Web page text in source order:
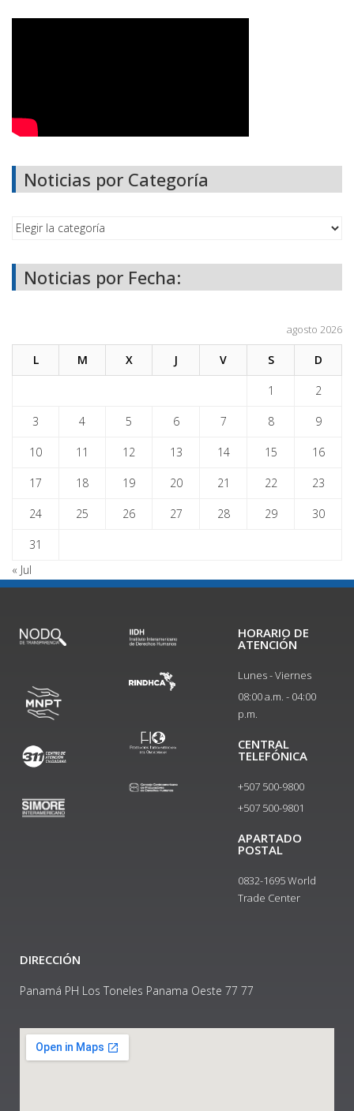
Noticias por Categoría
Noticias por Fecha:
agosto 2026
L M X J V S D
1 2
3 4 5 6 7 8 9
10 11 12 13 14 15 16
17 18 19 20 21 22 23
24 25 26 27 28 29 30
31
« Jul
HORARIO DE
ATENCIÓN
Lunes - Viernes
08:00 a.m. - 04:00
p.m.
CENTRAL
TELEFÓNICA
+507 500-9800
+507 500-9801​
APARTADO
POSTAL
0832-1695 World
Trade Center
DIRECCIÓN
Panamá PH Los Toneles Panama Oeste 77 77